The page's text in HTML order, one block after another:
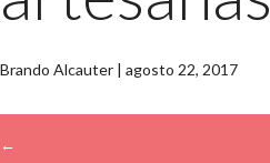
Brando Alcauter | agosto 22, 2017
←